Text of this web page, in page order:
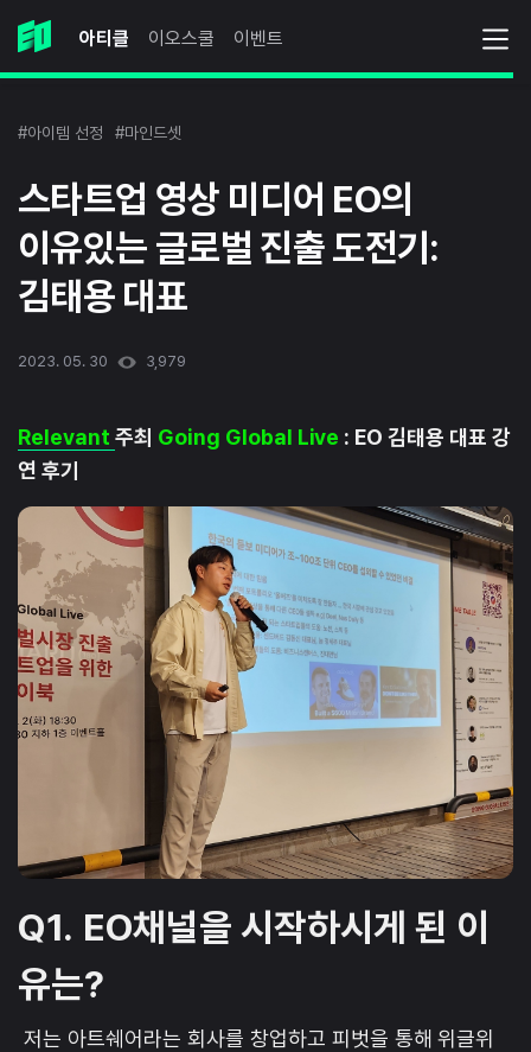
아티클 이오스쿨 이벤트
#아이템 선정 #마인드셋
스타트업 영상 미디어 EO의
이유있는 글로벌 진출 도전기:
김태용 대표
2023. 05. 30 3,979
Relevant 주최 Going Global Live : EO 김태용 대표 강
연 후기
Q1. EO채널을 시작하시게 된 이
유는?
저는 아트쉐어라는 회사를 창업하고 피벗을 통해 위글위